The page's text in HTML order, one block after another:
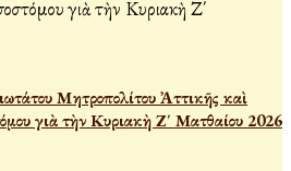
Μητροπολίτου Ἀττικῆς καὶ
γιὰ τὴν Κυριακὴ Ζ΄ Ματθαίου 2026